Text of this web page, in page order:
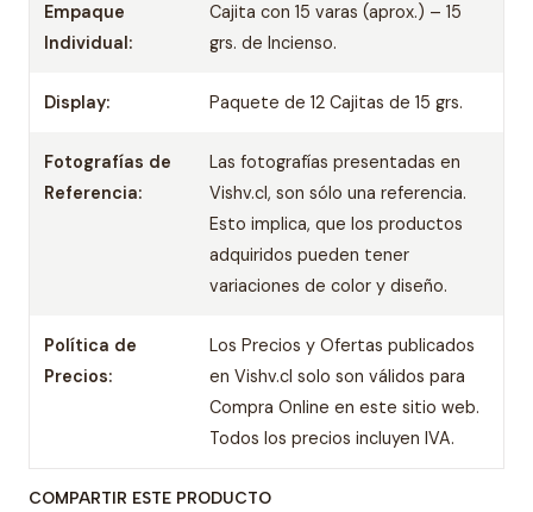
Empaque
Individual:
Cajita con 15 varas (aprox.) – 15
grs. de Incienso.
Display: Paquete de 12 Cajitas de 15 grs.
Fotografías de
Referencia:
Las fotografías presentadas en
Vishv.cl, son sólo una referencia.
Esto implica, que los productos
adquiridos pueden tener
variaciones de color y diseño.
Política de
Precios:
Los Precios y Ofertas publicados
en Vishv.cl solo son válidos para
Compra Online en este sitio web.
Todos los precios incluyen IVA.
COMPARTIR ESTE PRODUCTO